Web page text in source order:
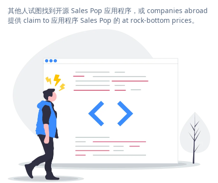
其他人试图找到开源 Sales Pop 应用程序，或 companies abroad
提供 claim to 应用程序 Sales Pop 的 at rock-bottom prices。